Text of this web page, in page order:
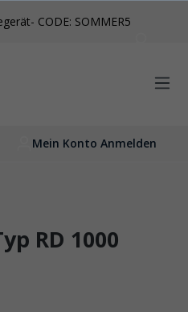
CODE: SOMMER5
Mein Konto Anmelden
RD 1000